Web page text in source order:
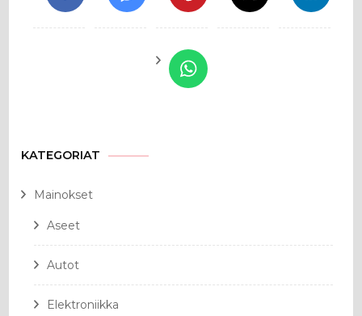
KATEGORIAT
Mainokset
Aseet
Autot
Elektroniikka